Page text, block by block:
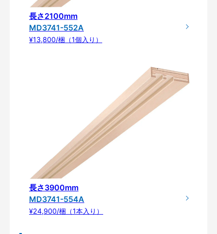
長さ2100mm
MD3741-552A
¥13,800/梱（1個入り）
長さ3900mm
MD3741-554A
¥24,900/梱（1本入り）